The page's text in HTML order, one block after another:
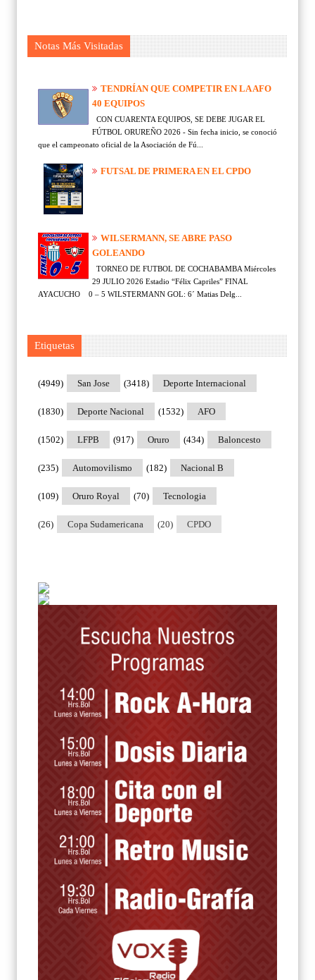
Notas Más Visitadas
TENDRÍAN QUE COMPETIR EN LA AFO
40 EQUIPOS
CON CUARENTA EQUIPOS, SE DEBE JUGAR EL
FÚTBOL ORUREÑO 2026 - Sin fecha inicio, se conoció
que el campeonato oficial de la Asociación de Fú...
FUTSAL DE PRIMERA EN EL CPDO
WILSERMANN, SE ABRE PASO
GOLEANDO
TORNEO DE FUTBOL DE COCHABAMBA Miércoles
29 JULIO 2026 Estadio “Félix Capriles” FINAL
AYACUCHO 0 – 5 WILSTERMANN GOL: 6´ Matias Delg...
Etiquetas
San Jose
(4949) Deporte Internacional
(3418)
Deporte Nacional
(1830) AFO
(1532)
LFPB
(1502) Oruro
(917) Baloncesto
(434)
Automovilismo
(235) Nacional B
(182)
Oruro Royal
(109) Tecnologia
(70)
Copa Sudamericana
(26) CPDO
(20)